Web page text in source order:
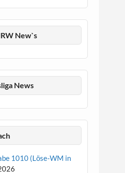
New`s
News
1010 (Löse-WM in